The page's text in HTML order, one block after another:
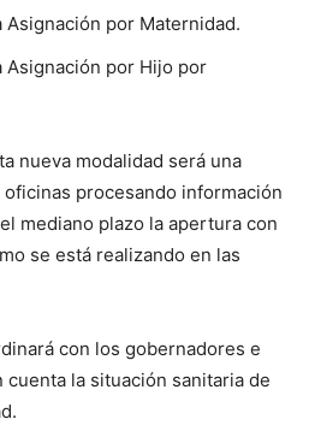
por Maternidad.
Asignación por Hijo por
nueva modalidad será una
procesando información
mediano plazo la apertura con
se está realizando en las
con los gobernadores e
la situación sanitaria de